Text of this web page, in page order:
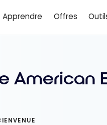
Apprendre Offres
American